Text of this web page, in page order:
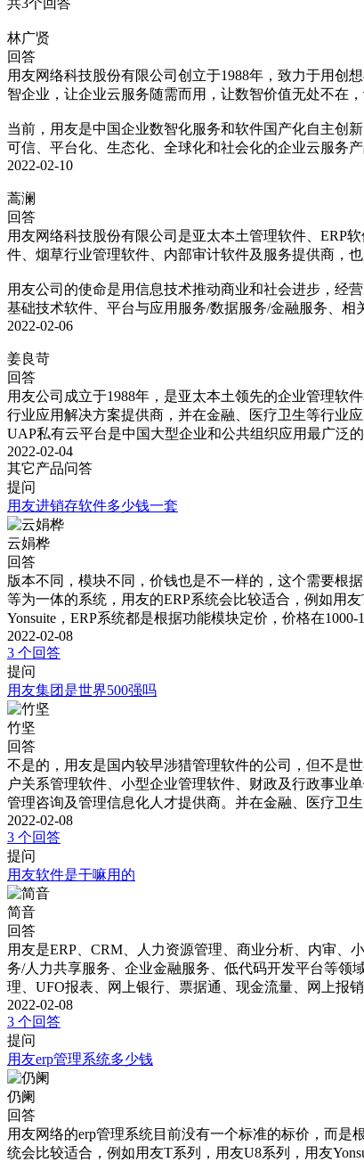
林广贤
回答
用友网络科技股份有限公司创立于1988年，致力于用
智企业，让企业云服务随需而用，让数智价值无处不在
当前，用友是中国企业数智化服务和软件国产化自主创
可信、平台化、生态化、全球化和社会化的企业云服务
2022-02-10
蒿澜
回答
用友网络科技股份有限公司是亚太本土管理软件、ERP
件、烟草行业管理软件、内部审计软件及服务提供商，
用友公司的使命是用信息技术推动商业和社会进步，经
基础技术软件、平台与应用服务/数据服务/金融服务、
2022-02-06
姜良苛
回答
用友公司成立于1988年，是亚太本土领先的企业管理软
行业应用解决方案提供商，并在金融、医疗卫生等行业
UAP私有云平台是中国大型企业和公共组织应用最广泛
2022-02-04
其它产品问答
提问
用友进销存软件多少钱一套
云娟桦
回答
版本不同，模块不同，价钱也是不一样的，这个需要根
等为一体的系统，用友的ERP系统会比较适合，例如用
Yonsuite，ERP系统都是根据功能模块定价，价格在
2022-02-08
3 个回答
提问
用友集团是世界500强吗
竹坚
回答
不是的，用友是国内较早涉猎管理软件的公司，但不是
户关系管理软件、小型企业管理软件、财政及行政事业
管理咨询及管理信息化人才提供商。并在金融、医疗卫
2022-02-08
3 个回答
提问
用友软件是干嘛用的
简音
回答
用友是ERP、CRM、人力资源管理、商业分析、内审
务/人力共享服务、企业金融服务、低代码开发平台等领
理、UFO报表、网上银行、票据通、现金流量、网上报
2022-02-08
3 个回答
提问
用友erp管理系统多少钱
仍阑
回答
用友网络的erp管理系统目前没有一个标准的标价，而
统会比较适合，例如用友T系列，用友U8系列，用友